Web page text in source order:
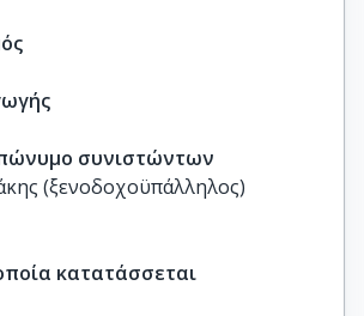
συνιστώντων
(ξενοδοχοϋπάλληλος)
κατατάσσεται